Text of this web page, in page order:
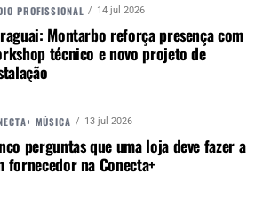
não isentam o pagamento:
de ingressos
assinado
PROFISSIONAL 14 jul 2026
Montarbo reforça presença com
técnico e novo projeto de
MÚSICA 13 jul 2026
perguntas que uma loja deve fazer a
fornecedor na Conecta+